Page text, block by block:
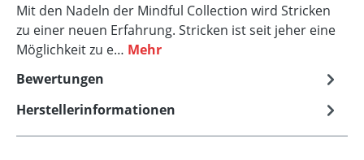
Mit den Nadeln der Mindful Collection wird Stricken
zu einer neuen Erfahrung. Stricken ist seit jeher eine
Möglichkeit zu e… Mehr
Bewertungen
Herstellerinformationen